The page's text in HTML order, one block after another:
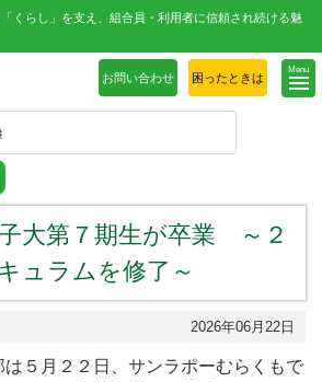
くらし」を支え、組合員・利用者に信頼され続ける魅
Menu
お問い合わせ 困ったときは
大第７期生が卒業 ～２
ュラムを修了～
2026年06月22日
５月２２日、サンラポーむらくもで